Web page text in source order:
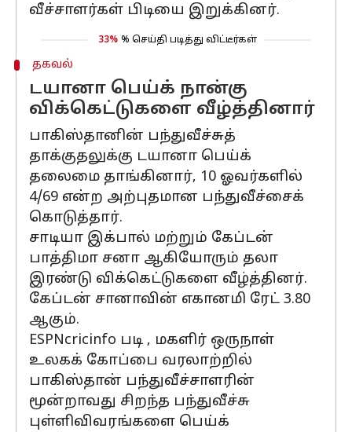
வீச்சாளர்கள் பிடியை இறுக்கினர்.
33% % செய்தி படித்து விட்டீர்கள்
தகவல்
டயானா பெய்க் நான்கு
விக்கெட்டுகளை வீழ்த்தினார்
பாகிஸ்தானின் பந்துவீச்சுத்
தாக்குதலுக்கு டயானா பெய்க்
தலைமை தாங்கினார், 10 ஓவர்களில்
4/69 என்ற அற்புதமான பந்துவீச்சைக்
கொடுத்தார்.
சாடியா இக்பால் மற்றும் கேப்டன்
பாத்திமா சனா ஆகியோரும் தலா
இரண்டு விக்கெட்டுகளை வீழ்த்தினர்.
கேப்டன் சானாவின் எகானமி ரேட் 3.80
ஆகும்.
ESPNcricinfo படி , மகளிர் ஒருநாள்
உலகக் கோப்பை வரலாற்றில்
பாகிஸ்தான் பந்துவீச்சாளரின்
மூன்றாவது சிறந்த பந்துவீச்சு
புள்ளிவிவரங்களை பெய்க்